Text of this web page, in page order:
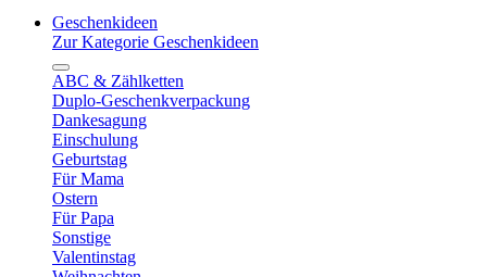
Geschenkideen
Zur Kategorie Geschenkideen
ABC & Zählketten
Duplo-Geschenkverpackung
Dankesagung
Einschulung
Geburtstag
Für Mama
Ostern
Für Papa
Sonstige
Valentinstag